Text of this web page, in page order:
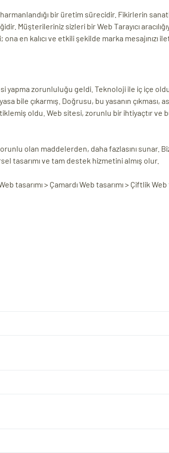
bir üretim sürecidir. Fikirlerin
Müşterileriniz sizleri bir Web Tarayıcı
en kalıcı ve etkili şekilde marka mesajınızı
yapma zorunluluğu geldi. Teknoloji ile iç içe
bile çıkarmış. Doğrusu, bu yasanın çıkması,
oldu. Web sitesi, zorunlu bir ihtiyaçtır ve
olan maddelerden, daha fazlasını sunar.
tasarımı ve tam destek hizmetini almış olur.
tasarımı > Çamardı Web tasarımı > Çiftlik